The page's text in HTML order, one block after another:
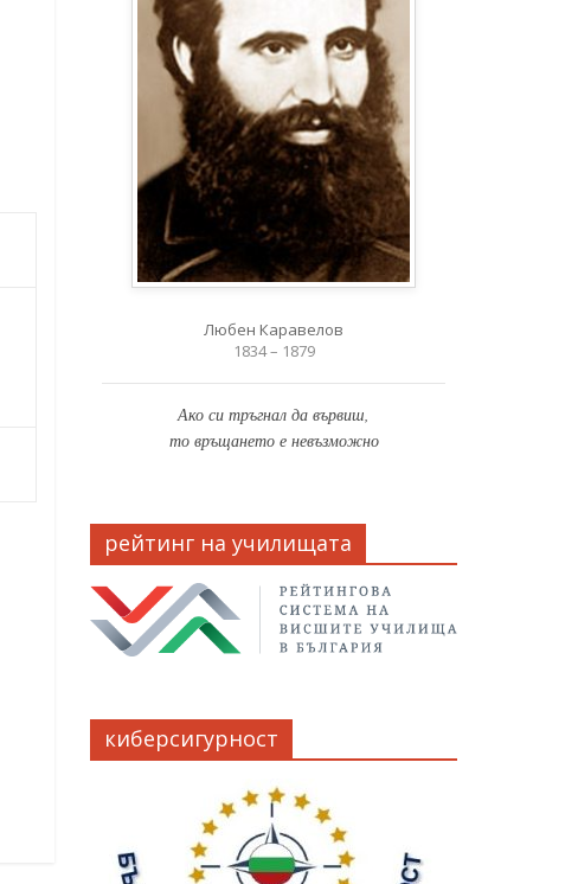
Любен Каравелов
1834 – 1879
Ако си тръгнал да вървиш,
то връщането е невъзможно
рейтинг на училищата
киберсигурност